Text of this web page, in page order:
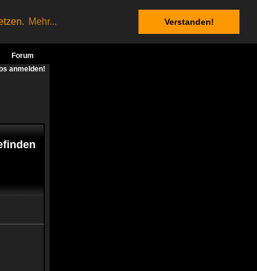
Mehr... Verstanden!
Forum
anmelden!